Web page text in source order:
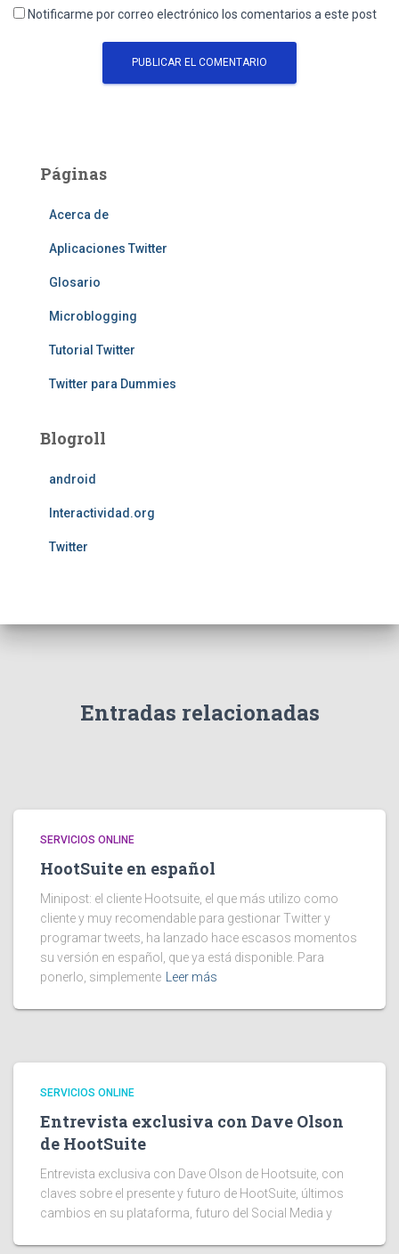
Notificarme por correo electrónico los comentarios a este post
Páginas
Acerca de
Aplicaciones Twitter
Glosario
Microblogging
Tutorial Twitter
Twitter para Dummies
Blogroll
android
Interactividad.org
Twitter
Entradas relacionadas
SERVICIOS ONLINE
HootSuite en español
Minipost: el cliente Hootsuite, el que más utilizo como
cliente y muy recomendable para gestionar Twitter y
programar tweets, ha lanzado hace escasos momentos
su versión en español, que ya está disponible. Para
ponerlo, simplemente
Leer más
SERVICIOS ONLINE
Entrevista exclusiva con Dave Olson
de HootSuite
Entrevista exclusiva con Dave Olson de Hootsuite, con
claves sobre el presente y futuro de HootSuite, últimos
cambios en su plataforma, futuro del Social Media y